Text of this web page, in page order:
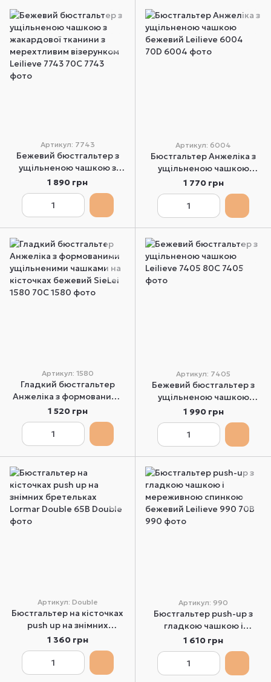
Артикул: 7743
Бежевий бюстгальтер з
ущільненою чашкою з
жакардової тканини з
мерехтливим візерунком
Leilieve 7743 70C
1 890 грн
Артикул: 6004
Бюстгальтер Анжеліка з
ущільненою чашкою
бежевий Leilieve 6004
70D
1 770 грн
Артикул: 1580
Гладкий бюстгальтер
Анжеліка з формованими
ущільненими чашками на
кісточках бежевий SieLei
1580 70C
1 520 грн
Артикул: 7405
Бежевий бюстгальтер з
ущільненою чашкою
Leilieve 7405 80C
1 990 грн
Артикул: Double
Бюстгальтер на кісточках
push up на знімних
бретельках Lormar Double
65B
1 360 грн
Артикул: 990
Бюстгальтер push-up з
гладкою чашкою і
мереживною спинкою
бежевий Leilieve 990 70B
1 610 грн